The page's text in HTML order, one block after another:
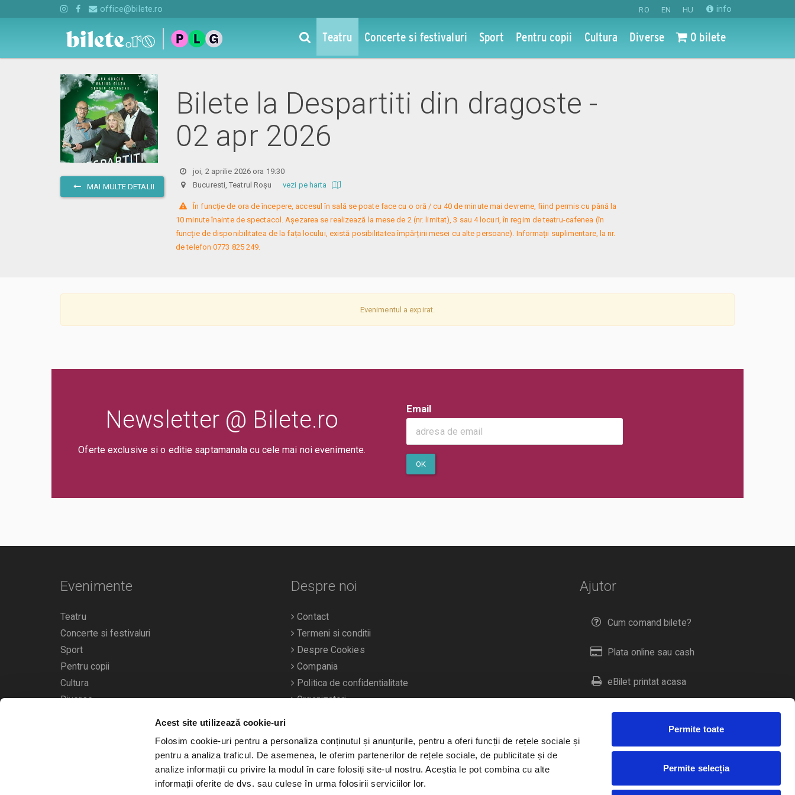
Acest site utilizează cookie-uri
Folosim cookie-uri pentru a personaliza conținutul și anunțurile, pentru a oferi funcții de rețele sociale și
pentru a analiza traficul. De asemenea, le oferim partenerilor de rețele sociale, de publicitate și de
analize informații cu privire la modul în care folosiți site-ul nostru. Aceștia le pot combina cu alte
informații oferite de dvs. sau culese în urma folosirii serviciilor lor.
Permite toate
Permite selecția
RO EN HU info
office@bilete.ro
Teatru Concerte si festivaluri Sport Pentru copii Cultura Diverse 0 bilete
MAI MULTE DETALII
Bilete la Despartiti din dragoste -
02 apr 2026
joi, 2 aprilie 2026 ora 19:30
Bucuresti, Teatrul Roșu vezi pe harta
În funcție de ora de începere, accesul în sală se poate face cu o oră / cu 40 de minute mai devreme, fiind permis cu până la
10 minute înainte de spectacol. Așezarea se realizează la mese de 2 (nr. limitat), 3 sau 4 locuri, în regim de teatru-cafenea (în
funcție de disponibilitatea de la fața locului, există posibilitatea împărțirii mesei cu alte persoane). Informații suplimentare, la nr.
de telefon 0773 825 249.
Evenimentul a expirat.
Newsletter @ Bilete.ro
Oferte exclusive si o editie saptamanala cu cele mai noi evenimente.
Email
OK
Ajutor
Cum comand bilete?
Plata online sau cash
eBilet printat acasa
Livrare prin curier
Duplicare bilete
Evenimente
Teatru
Concerte si festivaluri
Sport
Pentru copii
Cultura
Diverse
Calendarul evenimentelor
Despre noi
Contact
Termeni si conditii
Despre Cookies
Compania
Politica de confidentialitate
Organizatori